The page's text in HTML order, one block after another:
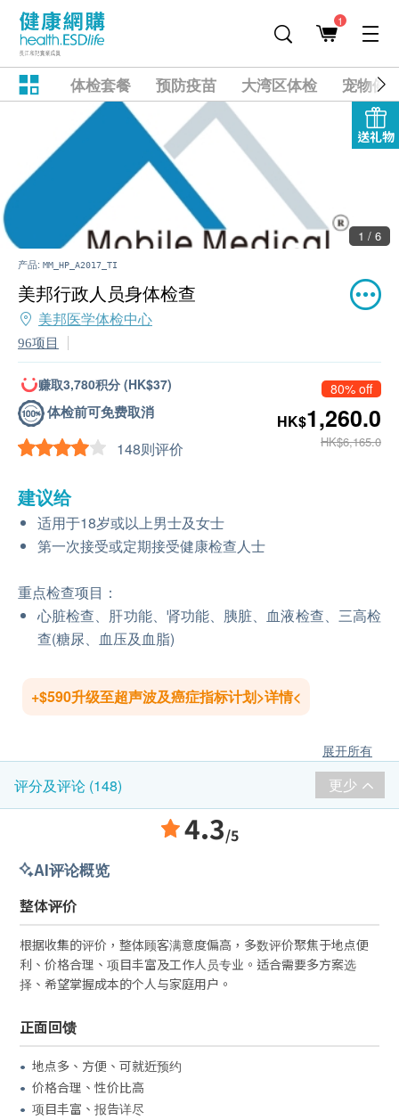
1
体检套餐 预防疫苗 大湾区体检 宠物健
送礼物
1 / 6
产品: MM_HP_A2017_TI
美邦行政人员身体检查
美邦医学体检中心
96项目
赚取3,780积分 (HK$37)
体检前可免费取消
148则评价
80% off
HK$1,260.0
HK$6,165.0
建议给
适用于18岁或以上男士及女士
第一次接受或定期接受健康检查人士
重点检查项目：
心脏检查、肝功能、肾功能、胰脏、血液检查、三高检
查(糖尿、血压及血脂)
+$590升级至超声波及癌症指标计划>详情<
展开所有
评分及评论 (148) 更少
4.3/5
AI评论概览
整体评价
根据收集的评价，整体顾客满意度偏高，多数评价聚焦于地点便
利、价格合理、项目丰富及工作人员专业。适合需要多方案选
择、希望掌握成本的个人与家庭用户。
正面回馈
地点多、方便、可就近预约
价格合理、性价比高
项目丰富、报告详尽